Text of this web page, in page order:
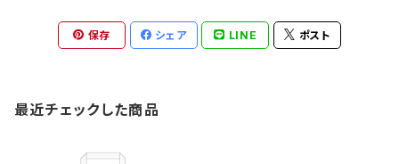
保存 シェア LINE ポスト
最近チェックした商品